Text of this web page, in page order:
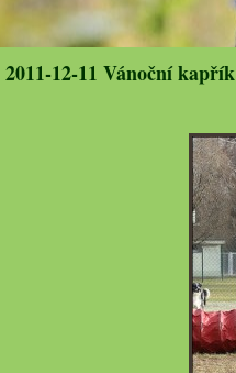
2011-12-11 Vánoční kapřík